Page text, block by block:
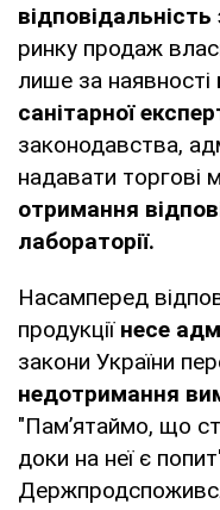
відповідальність
ринку продаж
лише за наявності
санітарної
законодавства,
надавати торгові
отримання
лабораторії.
Насамперед
продукції несе
закони України
недотримання
"Пам’ятаймо, що
доки на неї є